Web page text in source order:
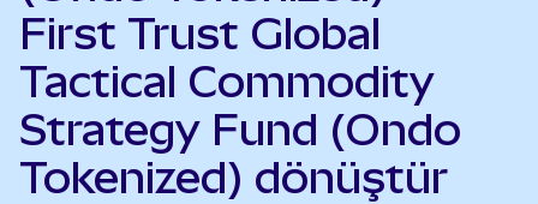
First Trust Global
Tactical Commodity
Strategy Fund (Ondo
Tokenized) dönüştür